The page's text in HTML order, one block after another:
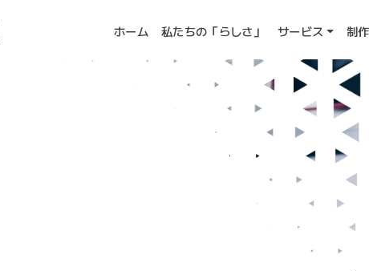
ホーム 私たちの「らしさ」 サービス 制